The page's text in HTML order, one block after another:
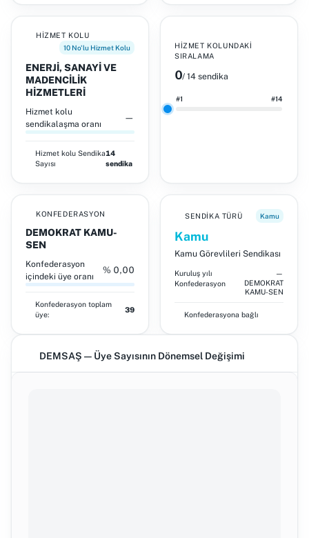
HIZMET KOLU
10 No'lu Hizmet Kolu
ENERJİ, SANAYİ VE
MADENCİLİK
HİZMETLERİ
Hizmet kolu
sendikalaşma oranı
—
Hizmet kolu Sendika
Sayısı
14
sendika
HIZMET KOLUNDAKI
SIRALAMA
0/ 14 sendika
#1 #14
KONFEDERASYON
DEMOKRAT KAMU-
SEN
Konfederasyon
içindeki üye oranı
% 0,00
Konfederasyon toplam
üye:
39
SENDIKA TÜRÜ Kamu
Kamu
Kamu Görevlileri Sendikası
Kuruluş yılı
—
Konfederasyon
DEMOKRAT
KAMU-SEN
Konfederasyona bağlı
DEMSAŞ — Üye Sayısının Dönemsel Değişimi